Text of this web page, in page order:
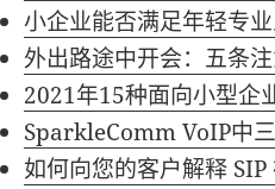
小企业能否满足年轻专
外出路途中开会：五条
2021年15种面向小型企
SparkleComm VoIP中
如何向您的客户解释